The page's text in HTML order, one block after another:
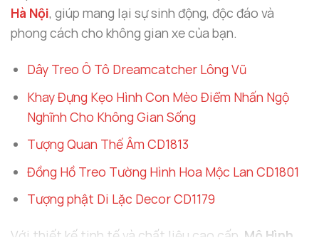
Hà Nội, giúp mang lại sự sinh động, độc đáo và
phong cách cho không gian xe của bạn.
Dây Treo Ô Tô Dreamcatcher Lông Vũ
Khay Đựng Kẹo Hình Con Mèo Điểm Nhấn Ngộ
Nghĩnh Cho Không Gian Sống
Tượng Quan Thế Âm CD1813
Đồng Hồ Treo Tường Hình Hoa Mộc Lan CD1801
Tượng phật Di Lặc Decor CD1179
Với thiết kế tinh tế và chất liệu cao cấp, Mô Hình